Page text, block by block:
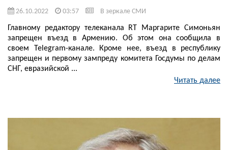
26.10.2022 03:57 В зеркале СМИ
Главному редактору телеканала RT Маргарите Симоньян
запрещен въезд в Армению. Об этом она сообщила в
своем Telegram-канале. Кроме нее, въезд в республику
запрещен и первому зампреду комитета Госдумы по делам
СНГ, евразийской ...
Читать далее